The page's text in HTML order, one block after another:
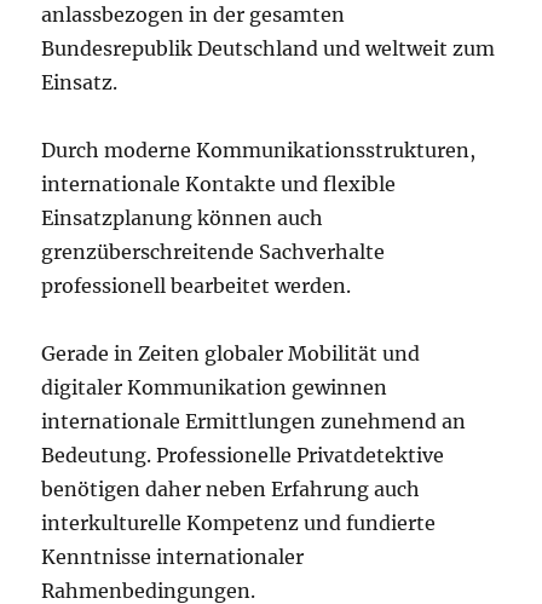
anlassbezogen in der gesamten
Bundesrepublik Deutschland und weltweit zum
Einsatz.
Durch moderne Kommunikationsstrukturen,
internationale Kontakte und flexible
Einsatzplanung können auch
grenzüberschreitende Sachverhalte
professionell bearbeitet werden.
Gerade in Zeiten globaler Mobilität und
digitaler Kommunikation gewinnen
internationale Ermittlungen zunehmend an
Bedeutung. Professionelle Privatdetektive
benötigen daher neben Erfahrung auch
interkulturelle Kompetenz und fundierte
Kenntnisse internationaler
Rahmenbedingungen.